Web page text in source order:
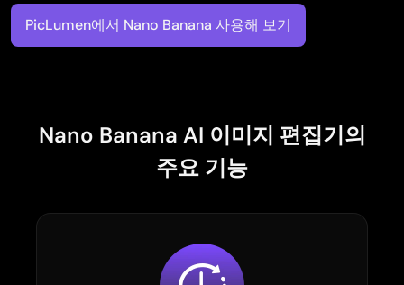
PicLumen에서 Nano Banana 사용해 보기
Nano Banana AI 이미지 편집기의
주요 기능